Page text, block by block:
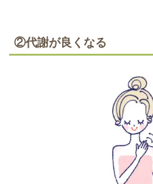
②代謝が良くなる